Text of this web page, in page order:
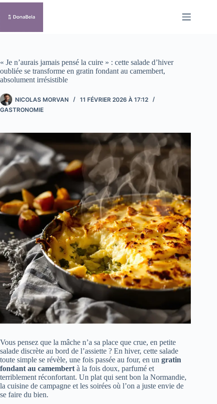
Passer
contenu
« Je n’aurais jamais pensé la cuire » : cette salade d’hiver
oubliée se transforme en gratin fondant au camembert,
absolument irrésistible
NICOLAS MORVAN
11 FÉVRIER 2026 À 17:12
GASTRONOMIE
Vous pensez que la mâche n’a sa place que crue, en petite
salade discrète au bord de l’assiette ? En hiver, cette salade
toute simple se révèle, une fois passée au four, en un gratin
fondant au camembert à la fois doux, parfumé et
terriblement réconfortant. Un plat qui sent bon la Normandie,
la cuisine de campagne et les soirées où l’on a juste envie de
se faire du bien.